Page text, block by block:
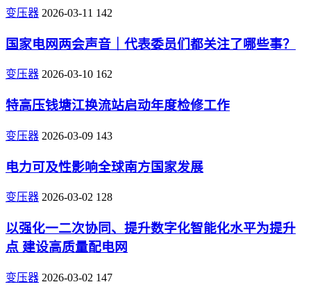
变压器 2026-03-11 142
国家电网两会声音｜代表委员们都关注了哪些事？
变压器 2026-03-10 162
特高压钱塘江换流站启动年度检修工作
变压器 2026-03-09 143
电力可及性影响全球南方国家发展
变压器 2026-03-02 128
以强化一二次协同、提升数字化智能化水平为提升
点 建设高质量配电网
变压器 2026-03-02 147